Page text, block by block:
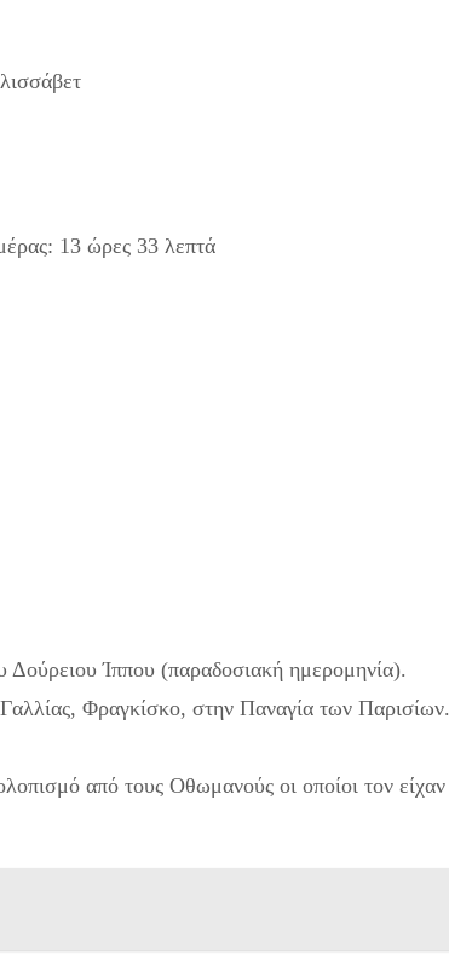
13 ώρες 33 λεπτά
Ίππου (παραδοσιακή ημερομηνία).
Φραγκίσκο, στην Παναγία των Παρισίων.
από τους Οθωμανούς οι οποίοι τον είχαν